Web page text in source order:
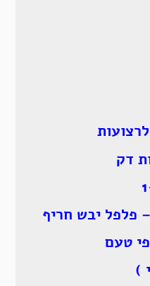
פלפל יבש חריף
טעם
)